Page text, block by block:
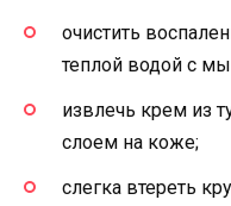
очистить
теплой водой с
извлечь крем из
слоем на коже;
слегка втереть